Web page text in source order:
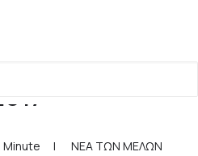
- Δελτίο
Minute | ΝΕΑ ΤΩΝ ΜΕΛΩΝ